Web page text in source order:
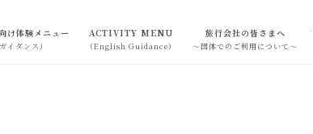
け体験メニュー
イダンス）
ACTIVITY MENU
（English Guidance）
旅行会社の皆さまへ
～団体でのご利用について～